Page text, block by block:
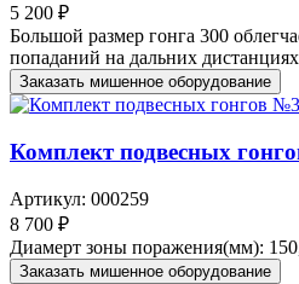
5 200 ₽
Большой размер гонга 300
попаданий на дальних
Заказать мишенное оборудование
Комплект подвесных
Артикул: 000259
8 700 ₽
Диамерт зоны поражения(мм):
Заказать мишенное оборудование